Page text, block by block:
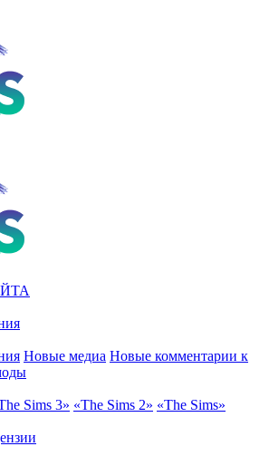
Новые медиа Новые комментарии к
Sims 3» «The Sims 2» «The Sims»